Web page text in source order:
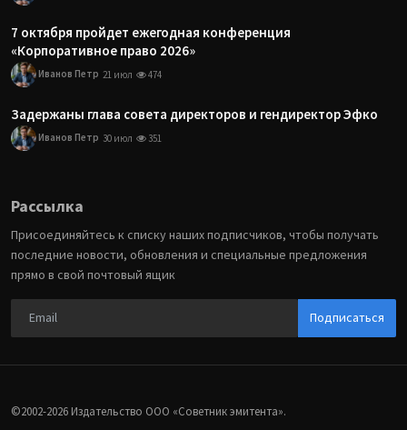
7 октября пройдет ежегодная конференция
«Корпоративное право 2026»
Иванов Петр 21 июл 474
Задержаны глава совета директоров и гендиректор Эфко
Иванов Петр 30 июл 351
Рассылка
Присоединяйтесь к списку наших подписчиков, чтобы получать
последние новости, обновления и специальные предложения
прямо в свой почтовый ящик
Подписаться
©2002-2026 Издательство ООО «‎Советник эмитента».